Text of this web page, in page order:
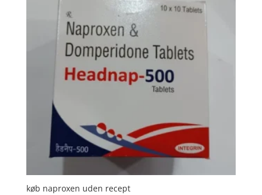
køb naproxen uden recept